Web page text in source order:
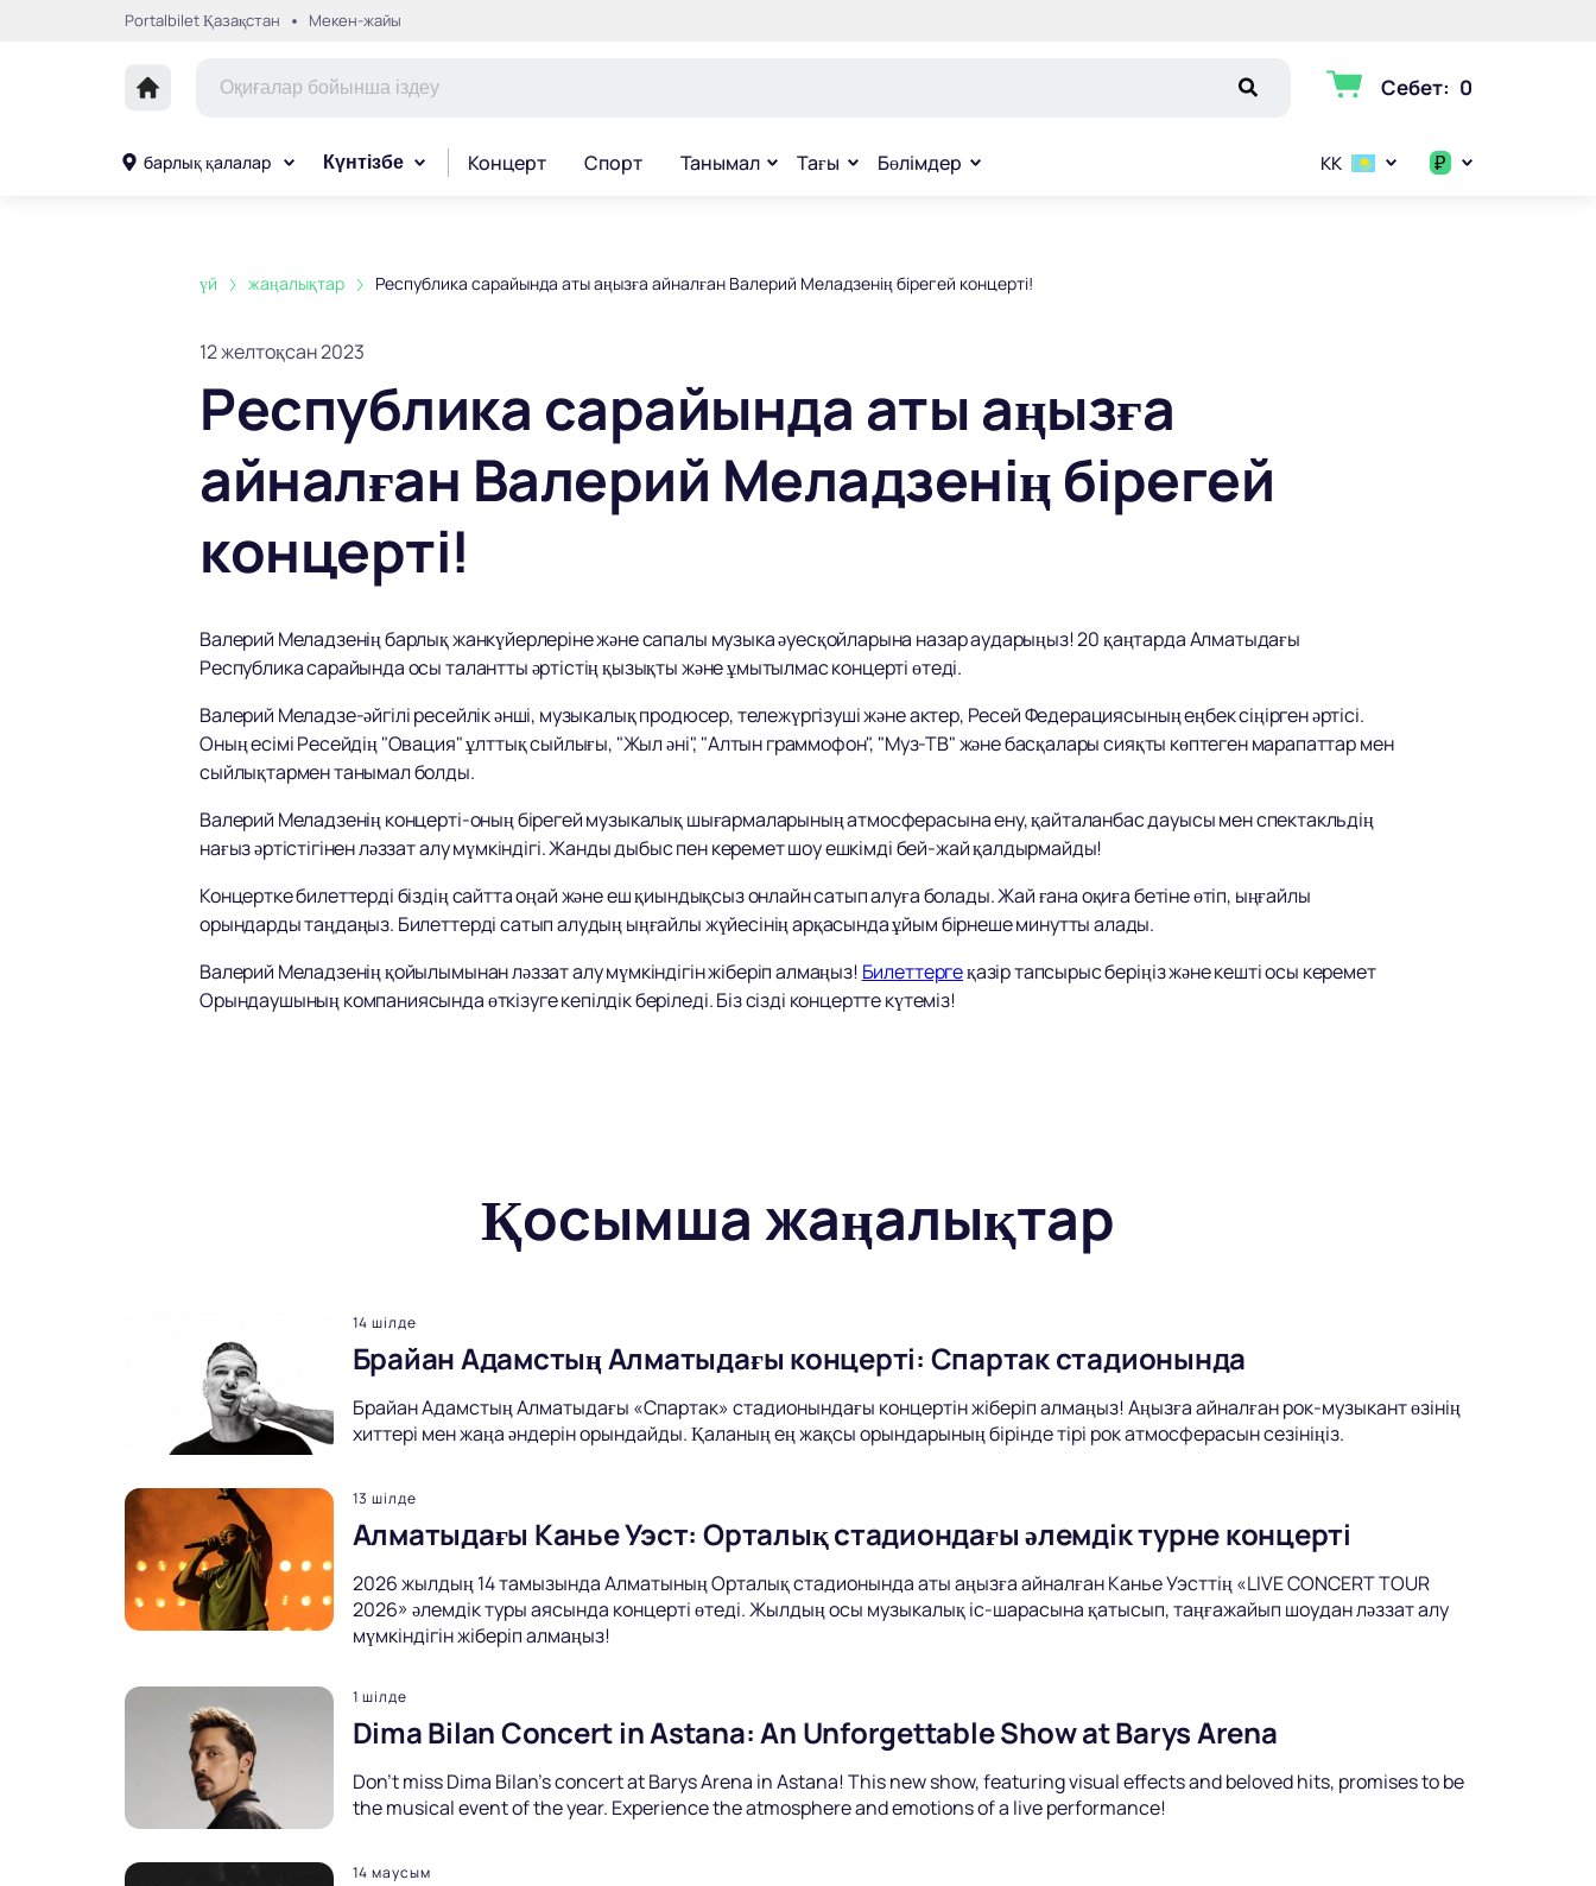
Portalbilet Қазақстан Мекен-жайы
Себет: 0
барлық қалалар Күнтізбе Концерт Спорт Танымал Тағы Бөлімдер KK ₽
үй жаңалықтар Республика сарайында аты аңызға айналған Валерий Меладзенің бірегей концерті!
12 желтоқсан 2023
Республика сарайында аты аңызға
айналған Валерий Меладзенің бірегей
концерті!
Валерий Меладзенің барлық жанкүйерлеріне және сапалы музыка әуесқойларына назар аударыңыз! 20 қаңтарда Алматыдағы
Республика сарайында осы талантты әртістің қызықты және ұмытылмас концерті өтеді.
Валерий Меладзе-әйгілі ресейлік әнші, музыкалық продюсер, тележүргізуші және актер, Ресей Федерациясының еңбек сіңірген әртісі.
Оның есімі Ресейдің "Овация" ұлттық сыйлығы, "Жыл әні", "Алтын граммофон", "Муз-ТВ" және басқалары сияқты көптеген марапаттар мен
сыйлықтармен танымал болды.
Валерий Меладзенің концерті-оның бірегей музыкалық шығармаларының атмосферасына ену, қайталанбас дауысы мен спектакльдің
нағыз әртістігінен ләззат алу мүмкіндігі. Жанды дыбыс пен керемет шоу ешкімді бей-жай қалдырмайды!
Концертке билеттерді біздің сайтта оңай және еш қиындықсыз онлайн сатып алуға болады. Жай ғана оқиға бетіне өтіп, ыңғайлы
орындарды таңдаңыз. Билеттерді сатып алудың ыңғайлы жүйесінің арқасында ұйым бірнеше минутты алады.
Валерий Меладзенің қойылымынан ләззат алу мүмкіндігін жіберіп алмаңыз! Билеттергеқазір тапсырыс беріңіз және кешті осы керемет
Орындаушының компаниясында өткізуге кепілдік беріледі. Біз сізді концертте күтеміз!
Қосымша жаңалықтар
14 шілде
Брайан Адамстың Алматыдағы концерті: Спартак стадионында
Брайан Адамстың Алматыдағы «Спартак» стадионындағы концертін жіберіп алмаңыз! Аңызға айналған рок-музыкант өзінің
хиттері мен жаңа әндерін орындайды. Қаланың ең жақсы орындарының бірінде тірі рок атмосферасын сезініңіз.
13 шілде
Алматыдағы Канье Уэст: Орталық стадиондағы әлемдік турне концерті
2026 жылдың 14 тамызында Алматының Орталық стадионында аты аңызға айналған Канье Уэсттің «LIVE CONCERT TOUR
2026» әлемдік туры аясында концерті өтеді. Жылдың осы музыкалық іс-шарасына қатысып, таңғажайып шоудан ләззат алу
мүмкіндігін жіберіп алмаңыз!
1 шілде
Dima Bilan Concert in Astana: An Unforgettable Show at Barys Arena
Don't miss Dima Bilan's concert at Barys Arena in Astana! This new show, featuring visual effects and beloved hits, promises to be
the musical event of the year. Experience the atmosphere and emotions of a live performance!
14 маусым